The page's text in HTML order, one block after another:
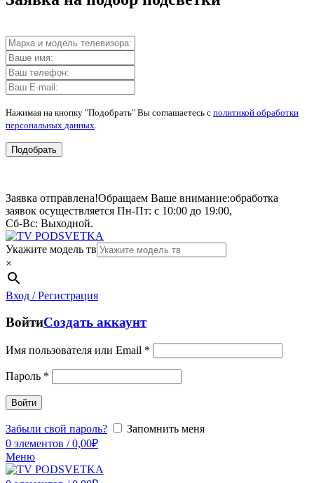
Нажимая на кнопку "Подобрать" Вы соглашаетесь с политикой обработки
персональных данных
Подобрать
Заявка отправлена!Обращаем Ваше внимание:обработка
заявок осуществляется Пн-Пт: с 10:00 до 19:00,
Сб-Вс: Выходной.
Укажите модель тв
×
Вход / Регистрация
ВойтиСоздать аккаунт
Имя пользователя или Email *
Пароль *
Войти
Забыли свой пароль?
Запомнить меня
0 элементов / 0,00₽
Меню